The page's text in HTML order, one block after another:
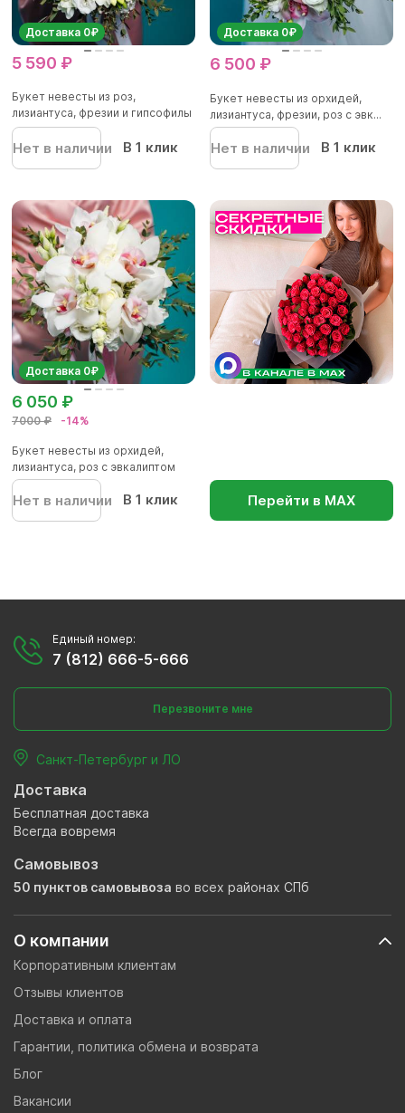
Доставка 0₽
5 590 ₽
Букет невесты из роз,
лизиантуса, фрезии и гипсофилы
с...
Нет в наличии В 1 клик
Доставка 0₽
6 500 ₽
Букет невесты из орхидей,
лизиантуса, фрезии, роз с эвк...
Нет в наличии В 1 клик
Доставка 0₽
7000 ₽ -14%
6 050 ₽
Букет невесты из орхидей,
лизиантуса, роз с эвкалиптом
Нет в наличии В 1 клик Перейти в МАХ
О компании
Корпоративным клиентам
Отзывы клиентов
Доставка и оплата
Гарантии, политика обмена и возврата
Блог
Вакансии
Единый номер:
7 (812) 666-5-666
Перезвоните мне
Санкт-Петербург и ЛО
Доставка
Бесплатная доставка
Всегда вовремя
Самовывоз
50 пунктов самовывоза во всех районах СПб